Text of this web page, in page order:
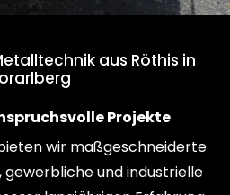
aus Röthis in
Projekte
wir maßgeschneiderte
gewerbliche und industrielle